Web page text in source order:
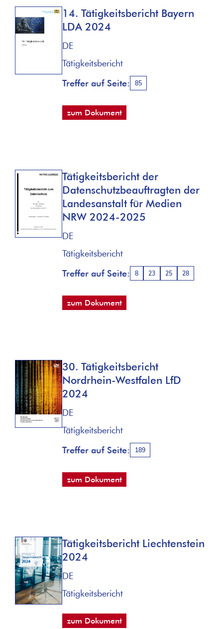
14. Tätigkeitsbericht Bayern
LDA 2024
DE
Tätigkeitsbericht
Treffer auf Seite:
85
zum Dokument
Tätigkeitsbericht der
Datenschutzbeauftragten der
Landesanstalt für Medien
NRW 2024-2025
DE
Tätigkeitsbericht
Treffer auf Seite:
8 23 25 28
zum Dokument
30. Tätigkeitsbericht
Nordrhein-Westfalen LfD
2024
DE
Tätigkeitsbericht
Treffer auf Seite:
189
zum Dokument
Tätigkeitsbericht Liechtenstein
2024
DE
Tätigkeitsbericht
zum Dokument